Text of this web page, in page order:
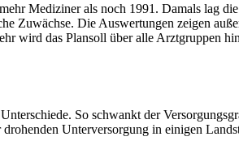
Mediziner als noch 1991. Damals lag
Zuwächse. Die Auswertungen zeigen
wird das Plansoll über alle Arztgruppen
So schwankt der
Unterversorgung in einigen